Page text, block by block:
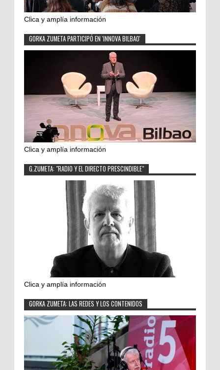
Clica y amplía información
GORKA ZUMETA PARTICIPÓ EN 'INNOVA BILBAO'
Clica y amplía información
G.ZUMETA: "RADIO Y EL DIRECTO PRESCINDIBLE"
Clica y amplía información
GORKA ZUMETA: LAS REDES Y LOS CONTENIDOS